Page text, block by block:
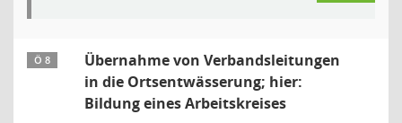
Ö 8
Übernahme von Verbandsleitungen
in die Ortsentwässerung; hier:
Bildung eines Arbeitskreises